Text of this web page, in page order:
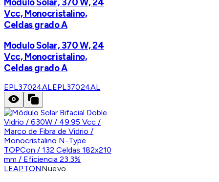
Vcc, Monocristalino,
Celdas grado A
Modulo Solar, 370 W, 24
Vcc, Monocristalino,
Celdas grado A
EPL37024ALEPL37024AL
LEAPTONNuevo